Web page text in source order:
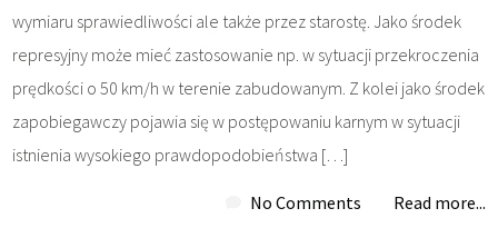
wymiaru sprawiedliwości ale także przez starostę. Jako środek
represyjny może mieć zastosowanie np. w sytuacji przekroczenia
prędkości o 50 km/h w terenie zabudowanym. Z kolei jako środek
zapobiegawczy pojawia się w postępowaniu karnym w sytuacji
istnienia wysokiego prawdopodobieństwa […]
No Comments Read more...